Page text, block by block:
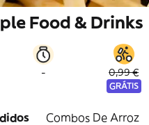
Food & Drinks
- 0,99 €
GRÁTIS
Combos De Arroz